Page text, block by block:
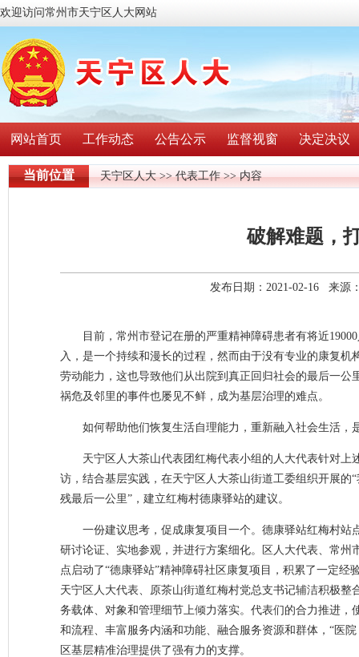
欢迎访问常州市天宁区人大网站
网站首页 工作动态 公告公示 监督视窗 决定决议
当前位置 天宁区人大>>代表工作>> 内容
破解难题，
发布日期：2021-02-16 来源
目前，常州市登记在册的严重精神障碍患者有将近
入，是一个持续和漫长的过程，然而由于没有专业的康复
劳动能力，这也导致他们从出院到真正回归社会的最后一
祸危及邻里的事件也屡见不鲜，成为基层治理的难点。
如何帮助他们恢复生活自理能力，重新融入社会生活，
天宁区人大茶山代表团红梅代表小组的人大代表针对
访，结合基层实践，在天宁区人大茶山街道工委组织开展的
残最后一公里”，建立红梅村德康驿站的建议。
一份建议思考，促成康复项目一个。德康驿站红梅村
研讨论证、实地参观，并进行方案细化。区人大代表、常
点启动了“德康驿站”精神障碍社区康复项目，积累了一定
天宁区人大代表、原茶山街道红梅村党总支书记辅洁积极
务载体、对象和管理细节上倾力落实。代表们的合力推进
和流程、丰富服务内涵和功能、融合服务资源和群体，“医
区基层精准治理提供了强有力的支撑。